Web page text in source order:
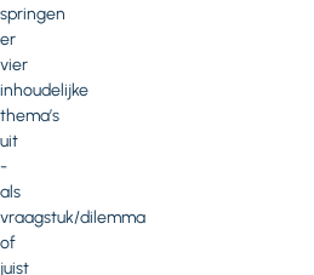
springen
er
vier
inhoudelijke
thema’s
uit
-
als
vraagstuk/dilemma
of
juist